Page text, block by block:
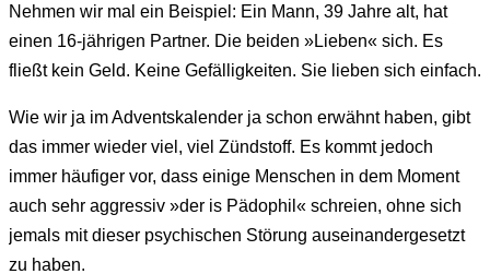
Nehmen wir mal ein Beispiel: Ein Mann, 39 Jahre alt, hat
einen 16-jährigen Partner. Die beiden »Lieben« sich. Es
fließt kein Geld. Keine Gefälligkeiten. Sie lieben sich einfach.
Wie wir ja im Adventskalender ja schon erwähnt haben, gibt
das immer wieder viel, viel Zündstoff. Es kommt jedoch
immer häufiger vor, dass einige Menschen in dem Moment
auch sehr aggressiv »der is Pädophil« schreien, ohne sich
jemals mit dieser psychischen Störung auseinandergesetzt
zu haben.